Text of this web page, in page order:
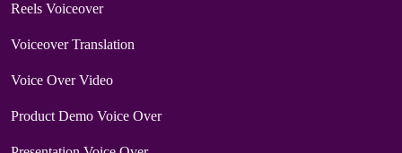
Reels Voiceover
Voiceover Translation
Voice Over Video
Product Demo Voice Over